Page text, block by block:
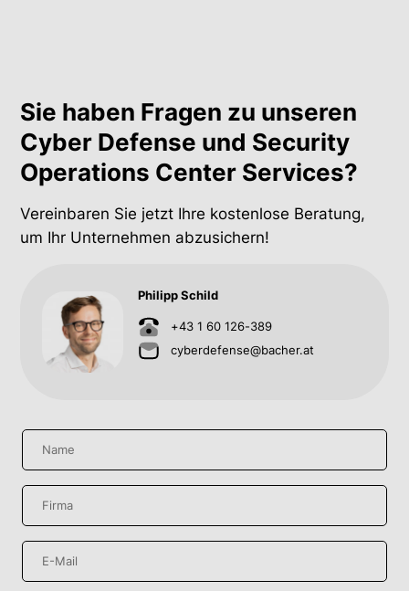
Sie haben Fragen zu unseren
Cyber Defense und Security
Operations Center Services?
Vereinbaren Sie jetzt Ihre kostenlose Beratung,
um Ihr Unternehmen abzusichern!
Philipp Schild
+43 1 60 126-389
cyberdefense@bacher.at